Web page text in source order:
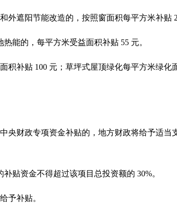
遮阳节能改造的，按照窗面积每平方米补贴
能的，每平方米受益面积补贴 55 元。
积补贴 100 元；草坪式屋顶绿化每平方米绿化
央财政专项资金补贴的，地方财政将给予适当
贴资金不得超过该项目总投资额的 30%。
予补贴。